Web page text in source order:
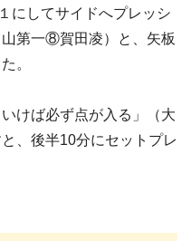
にしてサイドへプレッシ
第一⑧賀田凌）と、矢板
。
けば必ず点が入る」（大
、後半10分にセットプレ